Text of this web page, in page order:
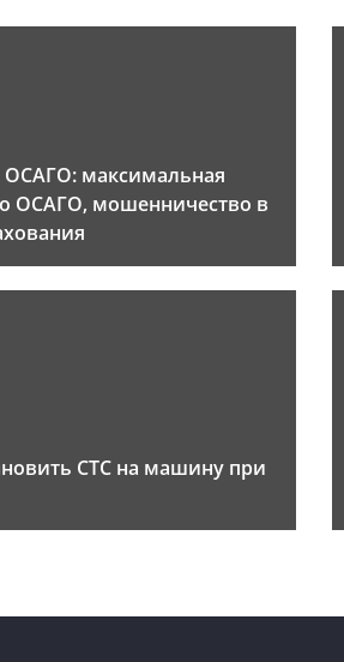
ОСАГО: максимальная
ОСАГО, мошенничество в
СТС на машину при